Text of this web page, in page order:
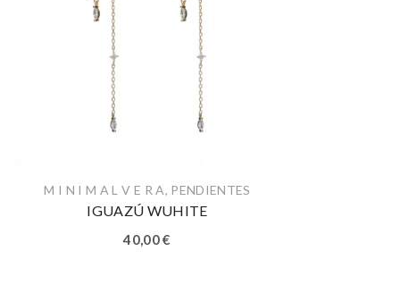
M I N I M A L V E R A, PENDIENTES
IGUAZÚ WUHITE
40,00€